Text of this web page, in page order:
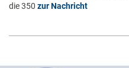
die 350 zur Nachricht